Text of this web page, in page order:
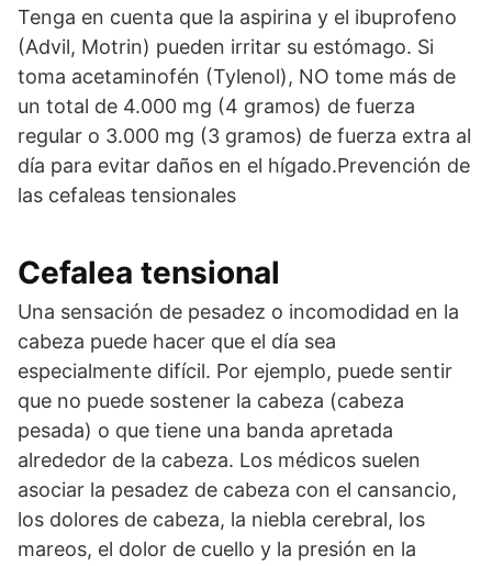
Tenga en cuenta que la aspirina y el ibuprofeno
(Advil, Motrin) pueden irritar su estómago. Si
toma acetaminofén (Tylenol), NO tome más de
un total de 4.000 mg (4 gramos) de fuerza
regular o 3.000 mg (3 gramos) de fuerza extra al
día para evitar daños en el hígado.Prevención de
las cefaleas tensionales
Cefalea tensional
Una sensación de pesadez o incomodidad en la
cabeza puede hacer que el día sea
especialmente difícil. Por ejemplo, puede sentir
que no puede sostener la cabeza (cabeza
pesada) o que tiene una banda apretada
alrededor de la cabeza. Los médicos suelen
asociar la pesadez de cabeza con el cansancio,
los dolores de cabeza, la niebla cerebral, los
mareos, el dolor de cuello y la presión en la